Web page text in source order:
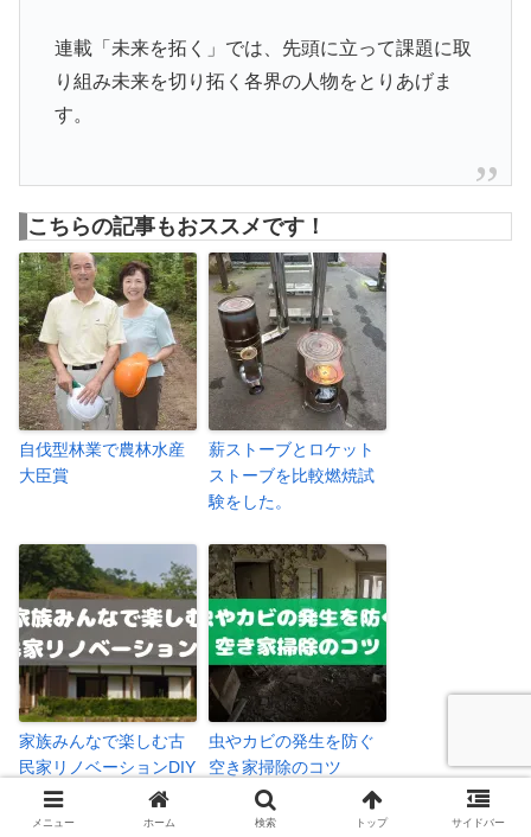
連載「未来を拓く」では、先頭に立って課題に取
り組み未来を切り拓く各界の人物をとりあげま
す。
こちらの記事もおススメです！
自伐型林業で農林水産
大臣賞
薪ストーブとロケット
ストーブを比較燃焼試
験をした。
家族みんなで楽しむ古
民家リノベーションDIY
虫やカビの発生を防ぐ
空き家掃除のコツ
メニュー ホーム 検索 トップ サイドバー